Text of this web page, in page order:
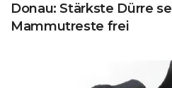
Donau: Stärkste Dürre
Mammutreste frei